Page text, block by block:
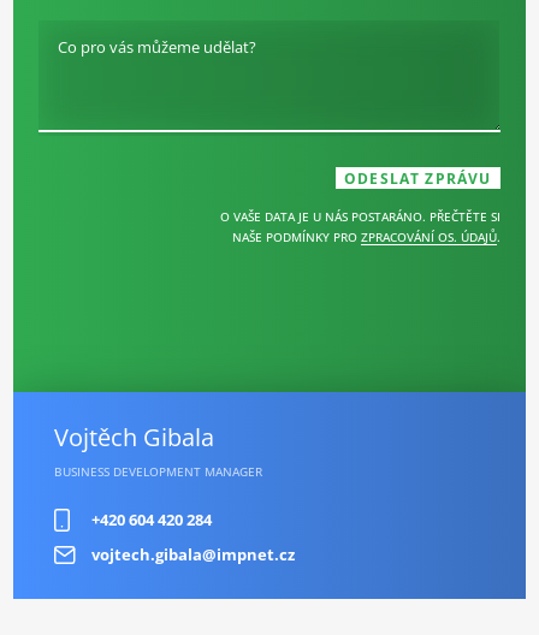
Co pro vás můžeme udělat?
O VAŠE DATA JE U NÁS POSTARÁNO. PŘEČTĚTE SI
NAŠE PODMÍNKY PRO ZPRACOVÁNÍ OS. ÚDAJŮ.
Vojtěch Gibala
BUSINESS DEVELOPMENT MANAGER
+420 604 420 284
vojtech.gibala@impnet.cz